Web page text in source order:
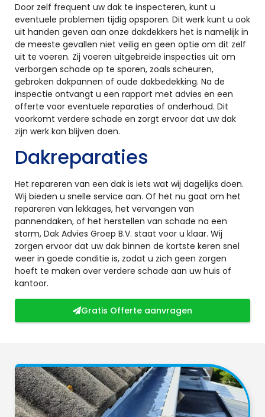
Door zelf frequent uw dak te inspecteren, kunt u
eventuele problemen tijdig opsporen. Dit werk kunt u ook
uit handen geven aan onze dakdekkers het is namelijk in
de meeste gevallen niet veilig en geen optie om dit zelf
uit te voeren. Zij voeren uitgebreide inspecties uit om
verborgen schade op te sporen, zoals scheuren,
gebroken dakpannen of oude dakbedekking. Na de
inspectie ontvangt u een rapport met advies en een
offerte voor eventuele reparaties of onderhoud. Dit
voorkomt verdere schade en zorgt ervoor dat uw dak
zijn werk kan blijven doen.
Dakreparaties
Het repareren van een dak is iets wat wij dagelijks doen.
Wij bieden u snelle service aan. Of het nu gaat om het
repareren van lekkages, het vervangen van
pannendaken, of het herstellen van schade na een
storm, Dak Advies Groep B.V. staat voor u klaar. Wij
zorgen ervoor dat uw dak binnen de kortste keren snel
weer in goede conditie is, zodat u zich geen zorgen
hoeft te maken over verdere schade aan uw huis of
kantoor.
Gratis Offerte aanvragen